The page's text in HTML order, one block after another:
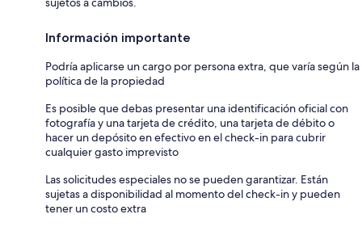
Información importante
Podría aplicarse un cargo por persona extra, que varía según la
política de la propiedad
Es posible que debas presentar una identificación oficial con
fotografía y una tarjeta de crédito, una tarjeta de débito o
hacer un depósito en efectivo en el check-in para cubrir
cualquier gasto imprevisto
Las solicitudes especiales no se pueden garantizar. Están
sujetas a disponibilidad al momento del check-in y pueden
tener un costo extra